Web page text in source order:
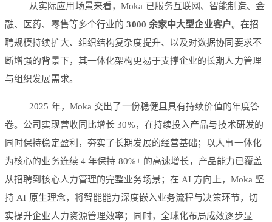
从实际应用场景来看，Moka 已服务互联网、智能制造、金
融、医药、零售等多个行业的3000 余家中大型企业客户。在招
聘规模持续扩大、组织结构复杂度提升、以及对数据协同要求不
断增强的背景下，其一体化架构更易于支撑企业的长期人力管理
与组织发展需求。
2025 年，Moka 交出了一份稳健且具有持续价值的年度答
卷。公司实现营收同比增长 30%，在持续投入产品与技术研发的
同时保持稳定盈利，夯实了长期发展的经营基础；以人事一体化
为核心的业务连续 4 年保持 80%+ 的高速增长，产品能力已覆盖
从招聘到核心人力管理的完整业务场景；在 AI 方向上，Moka 坚
持 AI 原生理念，将智能能力深度嵌入业务流程与决策环节，切
实提升企业人力资源管理效率；同时，全球化布局成效逐步显